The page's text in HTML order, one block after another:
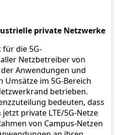
private Netzwerke
für die 5G-
Netzbetreiber von
Anwendungen und
Umsätze im 5G-Bereich
betrieben.
bedeuten, dass
private LTE/5G-Netze
von Campus-Netzen